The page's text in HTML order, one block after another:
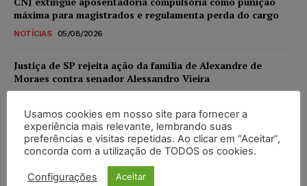
máxima para magistrados e regulamenta perda do cargo
NOTÍCIAS 05/08/2026
Justiça de SP rejeita ação da família de Alexandre de
Moraes contra senador Alessandro Vieira
Conselho Nacional de Justiça determina afastamento da
juíza Gabriela Hardt por dois anos
Usamos cookies em nosso site para fornecer a
experiência mais relevante, lembrando suas
preferências e visitas repetidas. Ao clicar em “Aceitar”,
concorda com a utilização de TODOS os cookies.
Configurações Aceitar